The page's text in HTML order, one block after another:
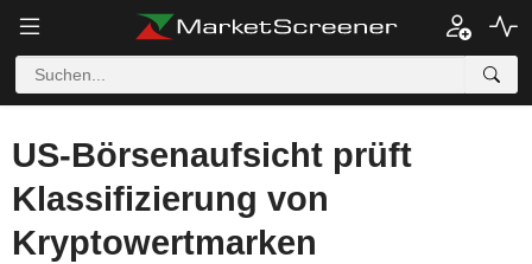
US-Börsenaufsicht prüft
Klassifizierung von
Kryptowertmarken